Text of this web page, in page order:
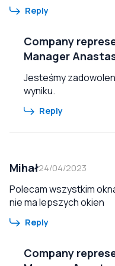
Reply
Company
Manager
Jesteśmy
wyniku.
Reply
Mihał24/04/2023
Polecam wszystkim
nie ma lepszych okien
Reply
Company